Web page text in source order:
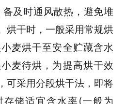
及时通风散热，避免堆
烘干时，一般采用常规烘
麦烘干至安全贮藏含水
麦待烘，为提高烘干效
可采用分段烘干法，即将
储适宜含水率(一般为